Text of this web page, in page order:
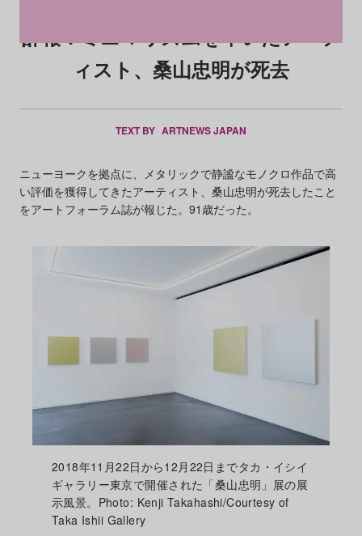
訃報：ミニマリズムを率いたアーテ
ィスト、桑山忠明が死去
TEXT BY ARTNEWS JAPAN
ニューヨークを拠点に、メタリックで静謐なモノクロ作品で高
い評価を獲得してきたアーティスト、桑山忠明が死去したこと
をアートフォーラム誌が報じた。91歳だった。
2018年11月22日から12月22日までタカ・イシイ
ギャラリー東京で開催された「桑山忠明」展の展
示風景。Photo: Kenji Takahashi/Courtesy of
Taka Ishii Gallery